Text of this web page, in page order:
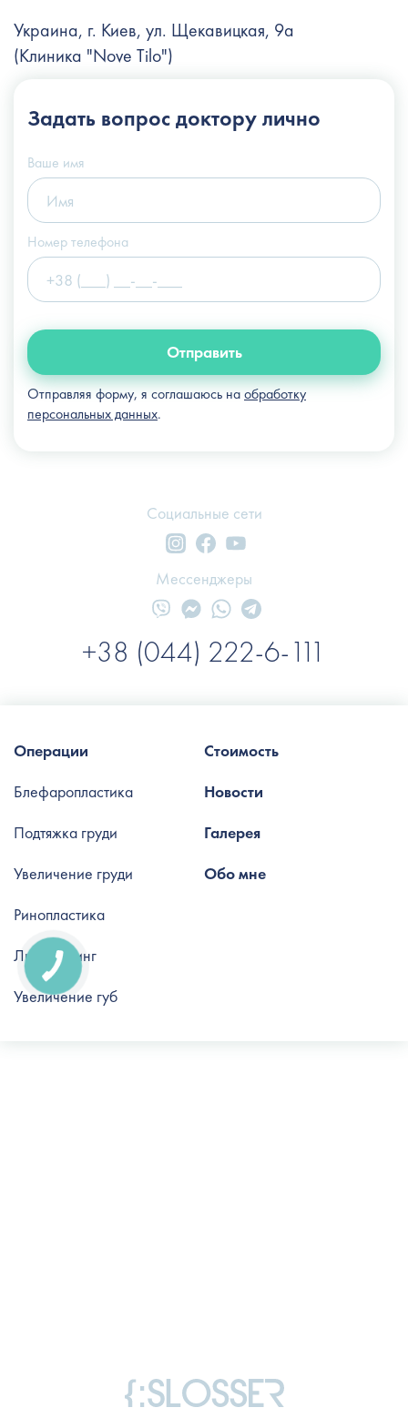
Украина, г. Киев, ул. Щекавицкая, 9а
(Клиника "Nove Tilo")
+38 (066) 122-6-111
info@slosser.com.ua
Задать вопросдоктору лично
Ваше имя
Номер телефона
Отправить
Отправляя форму, я соглашаюсь наобработку
персональных данных.
Социальные сети
+38 (044) 222-6-111
Мессенджеры
Стоимость
Новости
Галерея
Обо мне
Операции
Блефаропластика
Подтяжка груди
Увеличение груди
Ринопластика
Липофилинг
Увеличение губ